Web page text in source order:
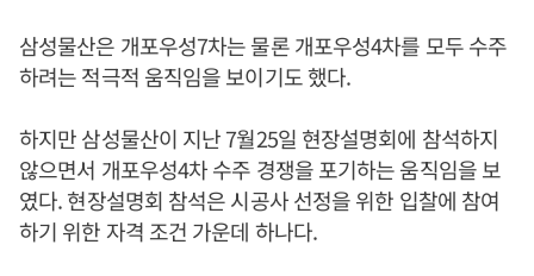
삼성물산은 개포우성7차는 물론 개포우성4차를 모두 수주
하려는 적극적 움직임을 보이기도 했다.
하지만 삼성물산이 지난 7월25일 현장설명회에 참석하지
않으면서 개포우성4차 수주 경쟁을 포기하는 움직임을 보
였다. 현장설명회 참석은 시공사 선정을 위한 입찰에 참여
하기 위한 자격 조건 가운데 하나다.